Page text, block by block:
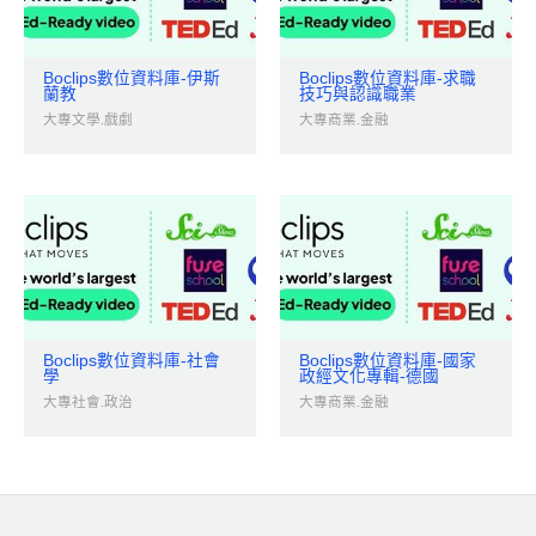
Boclips數位資料庫-伊斯
蘭教
大專文學.戲劇
Boclips數位資料庫-求職
技巧與認識職業
大專商業.金融
Boclips數位資料庫-社會
學
大專社會.政治
Boclips數位資料庫-國家
政經文化專輯-德國
大專商業.金融